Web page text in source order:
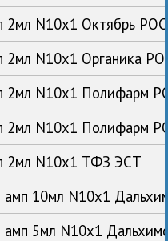
2мл N10x1 Октябрь РОС
2мл N10x1 Органика
2мл N10x1 Полифарм
2мл N10x1 Полифарм
2мл N10x1 ТФЗ ЭСТ
амп 10мл N10x1
амп 5мл N10x1